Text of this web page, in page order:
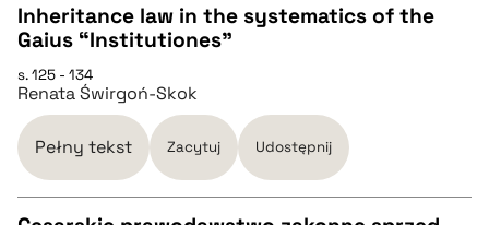
pobierz cytat
pobierz cytat
BIBTEX
Inheritance law in the systematics of the
Gaius “Institutiones”
s. 125 - 134
Renata Świrgoń-Skok
Pełny tekst Zacytuj Udostępnij